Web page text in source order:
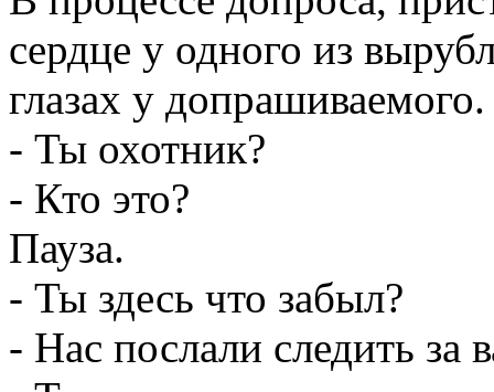
сердце у одного из
глазах у допрашиваемого.
- Ты охотник?
- Кто это?
Пауза.
- Ты здесь что забыл?
- Нас послали следить за